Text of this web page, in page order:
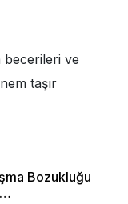
becerileri ve
taşır
Bozukluğu